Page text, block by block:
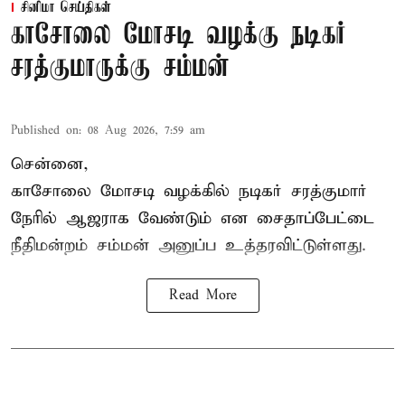
சினிமா செய்திகள்
காசோலை மோசடி வழக்கு நடிகர்
சரத்குமாருக்கு சம்மன்
Published on: 08 Aug 2026, 7:59 am
சென்னை,
காசோலை மோசடி வழக்கில் நடிகர் சரத்குமார்
நேரில் ஆஜராக வேண்டும் என சைதாப்பேட்டை
நீதிமன்றம் சம்மன் அனுப்ப உத்தரவிட்டுள்ளது.
Read More